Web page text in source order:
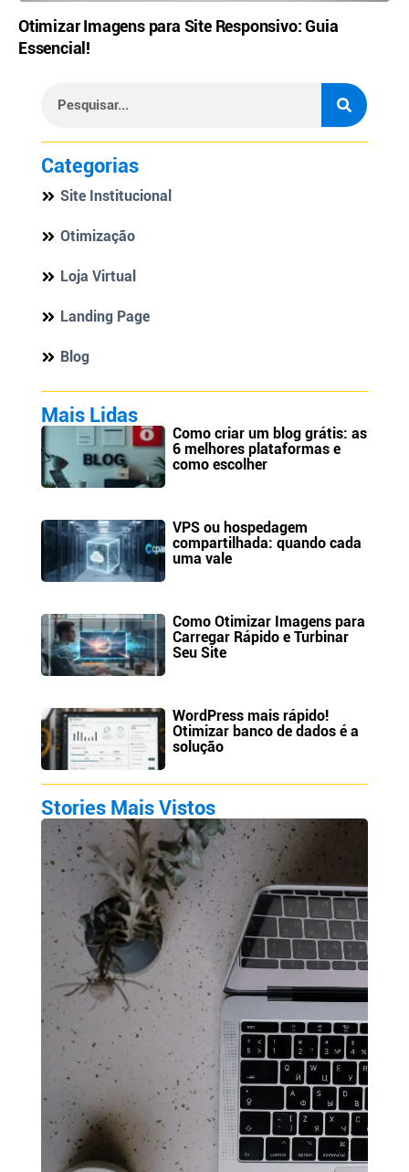
Otimizar Imagens para Site Responsivo: Guia
Essencial!
Categorias
Site Institucional
Otimização
Loja Virtual
Landing Page
Blog
Mais Lidas
Como criar um blog grátis: as
6 melhores plataformas e
como escolher
VPS ou hospedagem
compartilhada: quando cada
uma vale
Como Otimizar Imagens para
Carregar Rápido e Turbinar
Seu Site
WordPress mais rápido!
Otimizar banco de dados é a
solução
Stories Mais Vistos